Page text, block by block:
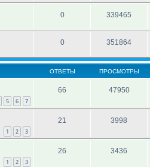
0 339465
0 351864
ОТВЕТЫ ПРОСМОТРЫ
5 6 7
66 47950
1 2 3
21 3998
1 2 3
26 3436